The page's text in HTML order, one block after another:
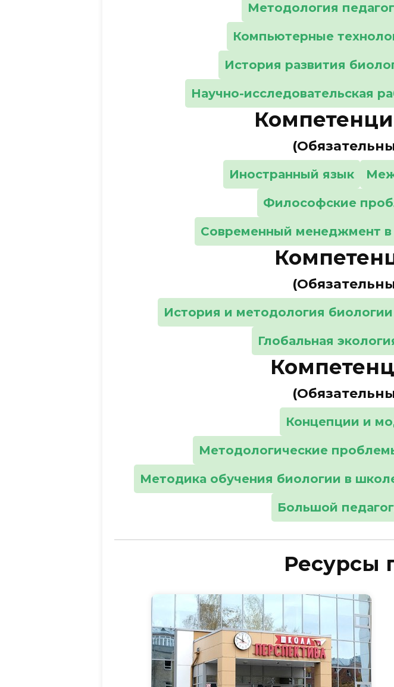
Методология
Компьютерные
История развития
Научно-исследовательская
Иностранный язык
Философские
Современный менеджмент
История и методология биологии
Глобальная
Концепции и
Методологические
Методика обучения биологии в
Большой
Ресурсы